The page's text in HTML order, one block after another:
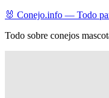
Skip
content
🐰 Conejo.info — Todo
Todo sobre conejos